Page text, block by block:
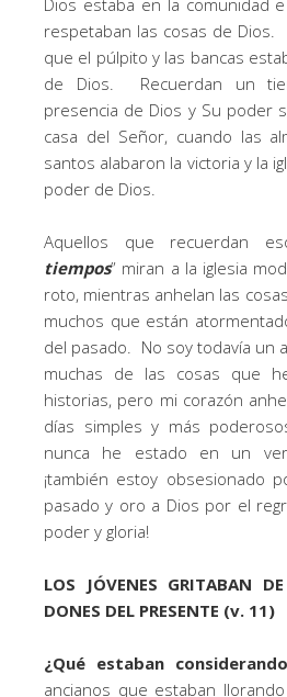
respetaban las cosas de Dios.
que el púlpito y las bancas
de Dios. Recuerdan un
presencia de Dios y Su poder
casa del Señor, cuando las
santos alabaron la victoria y la
poder de Dios.
Aquellos que recuerdan
tiempos” miran a la iglesia
roto, mientras anhelan las
muchos que están
del pasado. No soy todavía un
muchas de las cosas que
historias, pero mi corazón
días simples y más
nunca he estado en un
¡también estoy obsesionado
pasado y oro a Dios por el
poder y gloria!
LOS JÓVENES GRITABAN
DONES DEL PRESENTE (v. 11)
¿Qué estaban
ancianos que estaban